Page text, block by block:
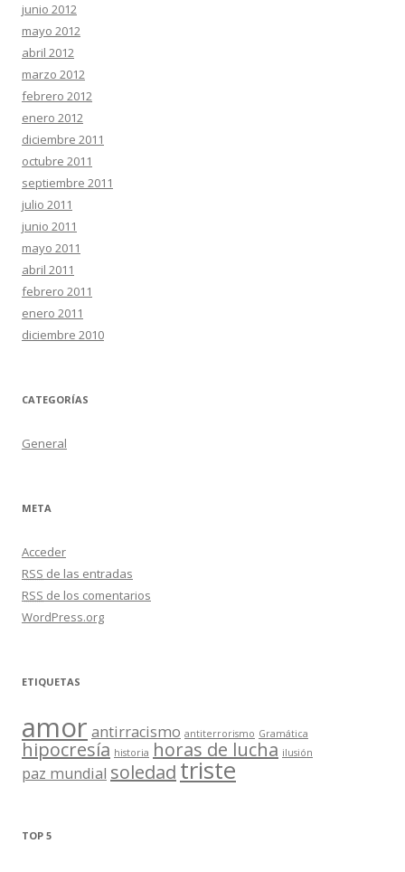
junio 2012
mayo 2012
abril 2012
marzo 2012
febrero 2012
enero 2012
diciembre 2011
octubre 2011
septiembre 2011
julio 2011
junio 2011
mayo 2011
abril 2011
febrero 2011
enero 2011
diciembre 2010
CATEGORÍAS
General
META
Acceder
RSS de las entradas
RSS de los comentarios
WordPress.org
ETIQUETAS
amor antirracismo antiterrorismo Gramática
hipocresía historia horas de lucha ilusión
paz mundial soledad triste
TOP 5